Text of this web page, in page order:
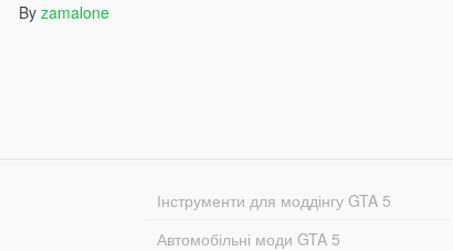
By zamalone
Інструменти для моддінгу GTA 5
Автомобільні моди GTA 5